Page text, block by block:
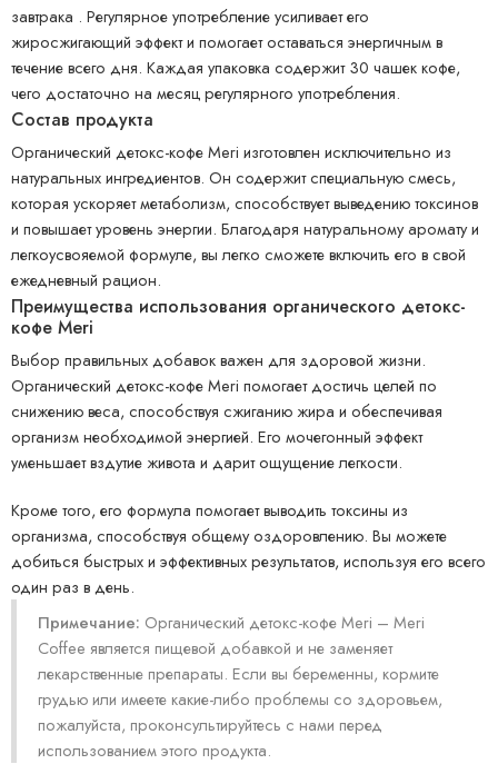
завтрака . Регулярное употребление усиливает его
жиросжигающий эффект и помогает оставаться энергичным в
течение всего дня. Каждая упаковка содержит 30 чашек кофе,
чего достаточно на месяц регулярного употребления.
Состав продукта
Органический детокс-кофе Meri изготовлен исключительно из
натуральных ингредиентов. Он содержит специальную смесь,
которая ускоряет метаболизм, способствует выведению токсинов
и повышает уровень энергии. Благодаря натуральному аромату и
легкоусвояемой формуле, вы легко сможете включить его в свой
ежедневный рацион.
Преимущества использования органического детокс-
кофе Meri
Выбор правильных добавок важен для здоровой жизни.
Органический детокс-кофе Meri помогает достичь целей по
снижению веса, способствуя сжиганию жира и обеспечивая
организм необходимой энергией. Его мочегонный эффект
уменьшает вздутие живота и дарит ощущение легкости.
Кроме того, его формула помогает выводить токсины из
организма, способствуя общему оздоровлению. Вы можете
добиться быстрых и эффективных результатов, используя его всего
один раз в день.
Примечание: Органический детокс-кофе Meri – Meri
Coffee является пищевой добавкой и не заменяет
лекарственные препараты. Если вы беременны, кормите
грудью или имеете какие-либо проблемы со здоровьем,
пожалуйста, проконсультируйтесь с нами перед
использованием этого продукта.